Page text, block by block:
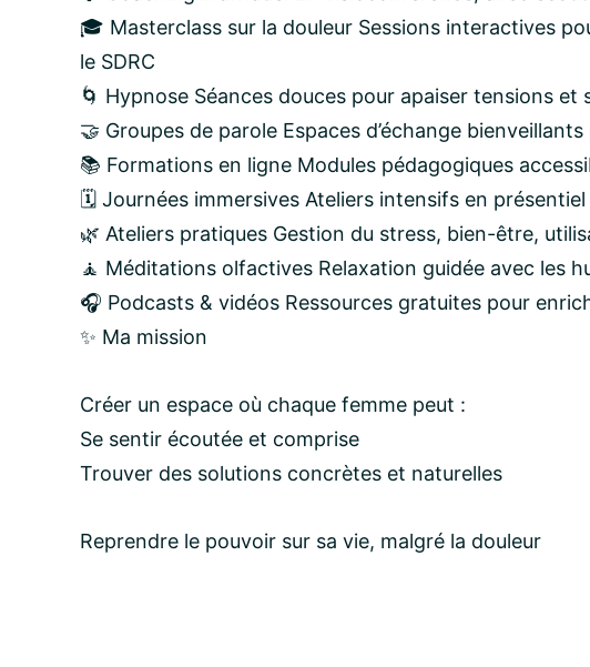
🎓 Masterclass sur la douleur Sessions interactives
le SDRC
🌀 Hypnose Séances douces pour apaiser tensions et
🤝 Groupes de parole Espaces d’échange
📚 Formations en ligne Modules pédagogiques
🗓️ Journées immersives Ateliers intensifs en
🌿 Ateliers pratiques Gestion du stress, bien-être,
🧘 Méditations olfactives Relaxation guidée avec les
🎧 Podcasts & vidéos Ressources gratuites pour
✨ Ma mission
Créer un espace où chaque femme peut :
Se sentir écoutée et comprise
Trouver des solutions concrètes et naturelles
Reprendre le pouvoir sur sa vie, malgré la douleur